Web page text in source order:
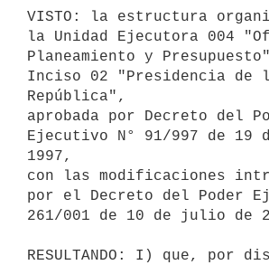
VISTO: la estructura
la Unidad Ejecutora 004
Planeamiento y
Inciso 02 "Presidencia de
República",
aprobada por Decreto del
Ejecutivo N° 91/997 de 19
1997,
con las modificaciones
por el Decreto del Poder
261/001 de 10 de julio de
RESULTANDO: I) que, por